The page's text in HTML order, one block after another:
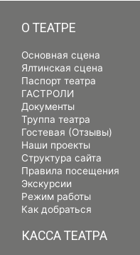
О ТЕАТРЕ
Основная сцена
Ялтинская сцена
Паспорт театра
ГАСТРОЛИ
Документы
Труппа театра
Гостевая (Отзывы)
Наши проекты
Структура сайта
Правила посещения
Экскурсии
Режим работы
Как добраться
КАССА ТЕАТРА